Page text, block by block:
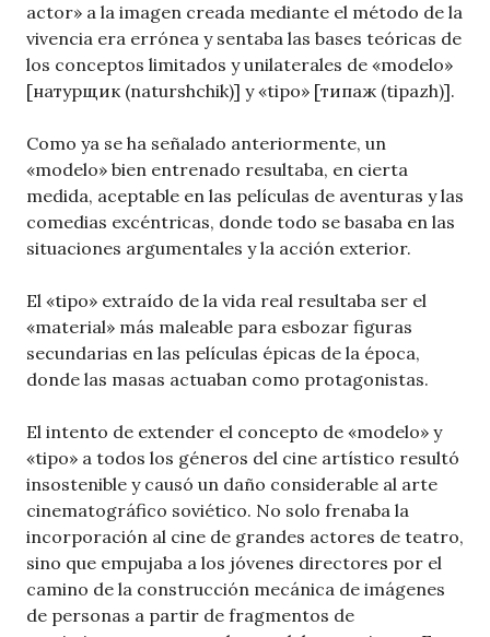
actor» a la imagen creada mediante el método de la
vivencia era errónea y sentaba las bases teóricas de
los conceptos limitados y unilaterales de «modelo»
[натурщик (naturshchik)] y «tipo» [типаж (tipazh)].
Como ya se ha señalado anteriormente, un
«modelo» bien entrenado resultaba, en cierta
medida, aceptable en las películas de aventuras y las
comedias excéntricas, donde todo se basaba en las
situaciones argumentales y la acción exterior.
El «tipo» extraído de la vida real resultaba ser el
«material» más maleable para esbozar figuras
secundarias en las películas épicas de la época,
donde las masas actuaban como protagonistas.
El intento de extender el concepto de «modelo» y
«tipo» a todos los géneros del cine artístico resultó
insostenible y causó un daño considerable al arte
cinematográfico soviético. No solo frenaba la
incorporación al cine de grandes actores de teatro,
sino que empujaba a los jóvenes directores por el
camino de la construcción mecánica de imágenes
de personas a partir de fragmentos de